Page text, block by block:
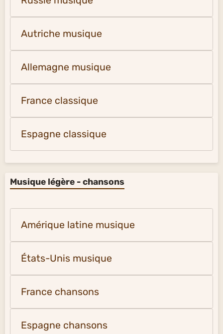
Autriche musique
Allemagne musique
France classique
Espagne classique
Musique légère - chansons
Amérique latine musique
États-Unis musique
France chansons
Espagne chansons